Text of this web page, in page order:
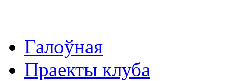
Галоўная
Праекты клуба